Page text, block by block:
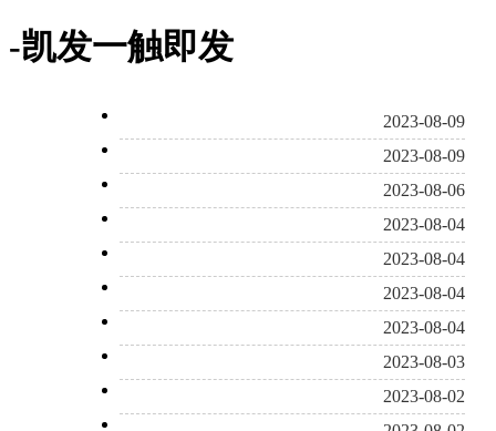
-凯发一触即发
2023-08-09
2023-08-09
2023-08-06
2023-08-04
2023-08-04
2023-08-04
2023-08-04
2023-08-03
2023-08-02